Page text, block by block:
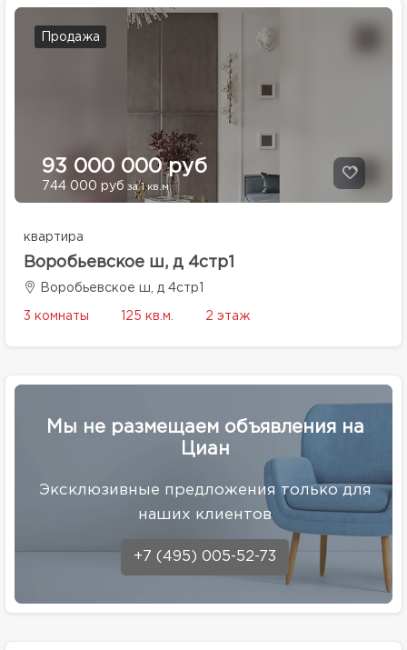
Продажа
93 000 000 руб
744 000 руб за 1 кв.м.
квартира
Воробьевское ш, д 4стр1
Воробьевское ш, д 4стр1
3 комнаты 125 кв.м. 2 этаж
Мы не размещаем объявления на
Циан
Эксклюзивные предложения только для
наших клиентов
+7 (495) 005-52-73